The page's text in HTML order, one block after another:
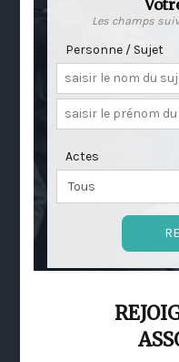
Les champs
Personne / Sujet
Actes